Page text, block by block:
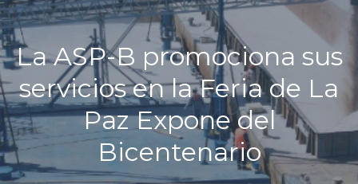
La ASP-B promociona sus
servicios en la Feria de La
Paz Expone del
Bicentenario